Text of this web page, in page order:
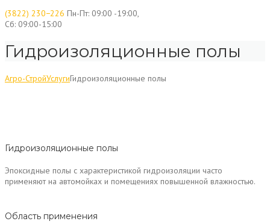
(3822) 230−226 Пн-Пт: 09:00 -19:00,
Сб: 09:00-15:00
Гидроизоляционные полы
Агро-СтройУслугиГидроизоляционные полы
Гидроизоляционные полы
Эпоксидные полы с характеристикой гидроизоляции часто
применяют на автомойках и помещениях повышенной влажностью.
Область применения